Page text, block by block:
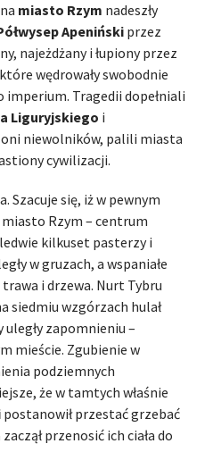
miasto Rzym nadeszły
Apeniński przez
najeżdżany i łupiony przez
wędrowały swobodnie
imperium. Tragedii dopełniali
Liguryjskiego i
niewolników, palili miasta
cywilizacji.
Szacuje się, iż w pewnym
Rzym – centrum
kilkuset pasterzy i
w gruzach, a wspaniałe
i drzewa. Nurt Tybru
siedmiu wzgórzach hulał
zapomnieniu –
mieście. Zgubienie w
podziemnych
że w tamtych właśnie
postanowił przestać grzebać
przenosić ich ciała do